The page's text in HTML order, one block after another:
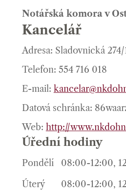
Notářská komora v
Kancelář
Adresa: Sladovnická
Telefon: 554 716 018
E-mail:
Datová schránka:
Web: http://
Úřední hodiny
Pondělí
08:00-12:00,
Úterý
08:00-12:00,